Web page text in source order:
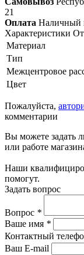
21
Оплата Наличный
Характеристики
Материал
Тип
Межцентровое
Цвет
Пожалуйста,
комментарии
Вы можете задать
или работе
Наши
помогут.
Задать вопрос
Вопрос *
Ваше имя *
Контактный
Ваш E-mail